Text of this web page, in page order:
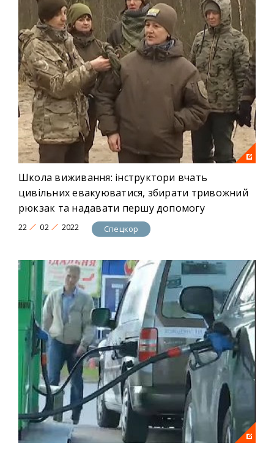
Школа виживання: інструктори вчать
цивільних евакуюватися, збирати тривожний
рюкзак та надавати першу допомогу
22 02 2022 Спецкор